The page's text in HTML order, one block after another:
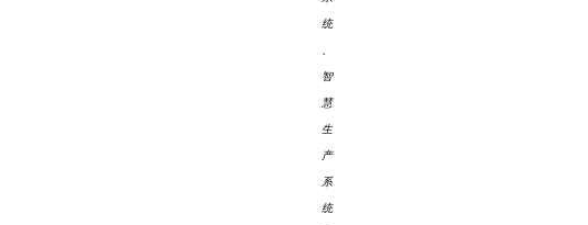
统
、
智
慧
生
产
系
统